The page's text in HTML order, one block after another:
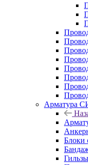
Арматура
Блоки